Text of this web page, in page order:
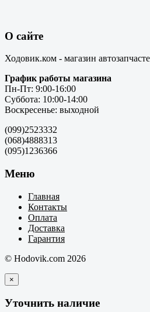
О сайте
Ходовик.ком - магазин
График работы магазина
Пн-Пт: 9:00-16:00
Суббота: 10:00-14:00
Воскресенье: выходной
(099)2523332
(068)4888313
(095)1236366
Меню
Главная
Контакты
Оплата
Доставка
Гарантия
© Hodovik.com 2026
×
Уточнить наличие